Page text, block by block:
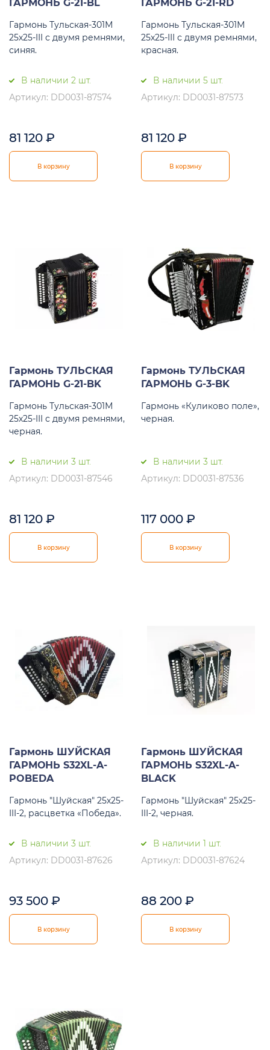
ГАРМОНЬ G-21-BL
Гармонь Тульская-301М
25х25-III с двумя ремнями,
синяя.
В наличии 2 шт.
Артикул: DD0031-87574
81 120 ₽
В корзину
ГАРМОНЬ G-21-RD
Гармонь Тульская-301М
25х25-III с двумя ремнями,
красная.
В наличии 5 шт.
Артикул: DD0031-87573
81 120 ₽
В корзину
Гармонь ТУЛЬСКАЯ
ГАРМОНЬ G-21-BK
Гармонь Тульская-301М
25х25-III с двумя ремнями,
черная.
В наличии 3 шт.
Артикул: DD0031-87546
81 120 ₽
В корзину
Гармонь ТУЛЬСКАЯ
ГАРМОНЬ G-3-BK
Гармонь «Куликово поле»,
черная.
В наличии 3 шт.
Артикул: DD0031-87536
117 000 ₽
В корзину
Гармонь ШУЙСКАЯ
ГАРМОНЬ S32XL-A-
POBEDA
Гармонь "Шуйская" 25х25-
III-2, расцветка «Победа».
В наличии 3 шт.
Артикул: DD0031-87626
93 500 ₽
В корзину
Гармонь ШУЙСКАЯ
ГАРМОНЬ S32XL-A-
BLACK
Гармонь "Шуйская" 25х25-
III-2, черная.
В наличии 1 шт.
Артикул: DD0031-87624
88 200 ₽
В корзину